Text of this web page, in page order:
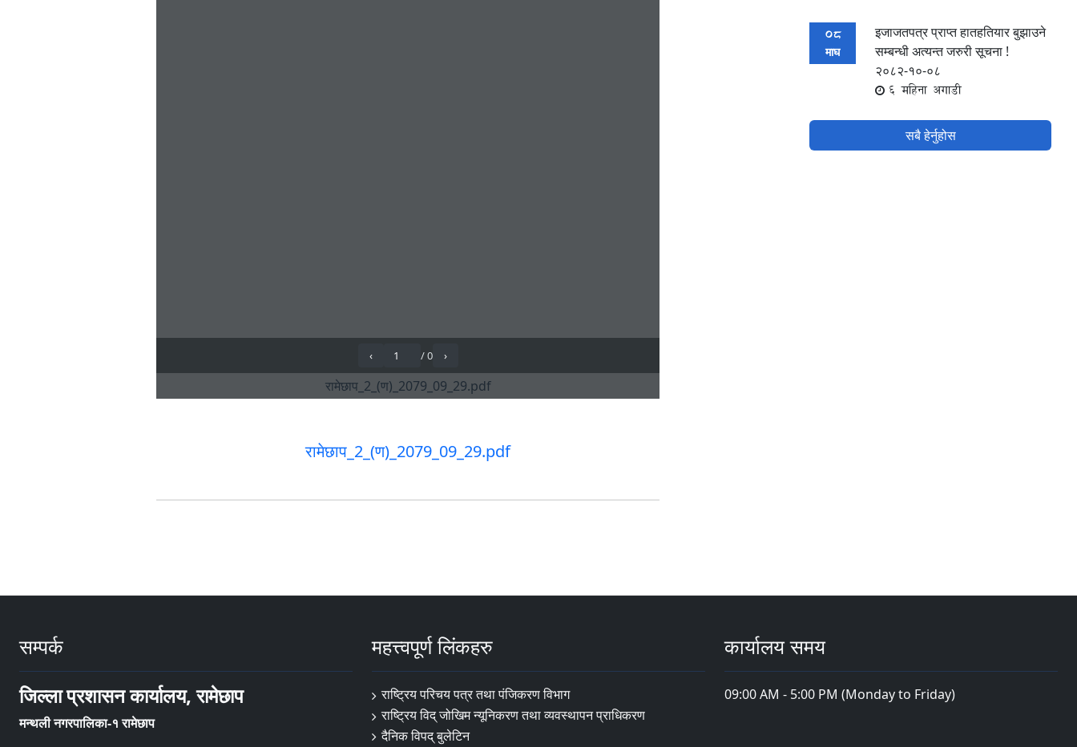
रामेछाप_2_(ण)_2079_09_29.pdf
08
माघ
इजाजतपत्र प्राप्‍त हातहतियार बुझाउने
सम्बन्धी अत्यन्त जरुरी सूचना !
२०८२-१०-०८
6 महिना अगाडी
सबै हेर्नुहोस
सम्पर्क
जिल्ला प्रशासन कार्यालय, रामेछाप
मन्थली नगरपालिका-१ रामेछाप
महत्त्वपूर्ण लिंकहरु
राष्ट्रिय परिचय पत्र तथा पंजिकरण विभाग
राष्ट्रिय विद् जोखिम न्यूनिकरण तथा व्यवस्थापन प्राधिकरण
दैनिक विपद् बुलेटिन
कार्यालय समय
09:00 AM - 5:00 PM (Monday to Friday)